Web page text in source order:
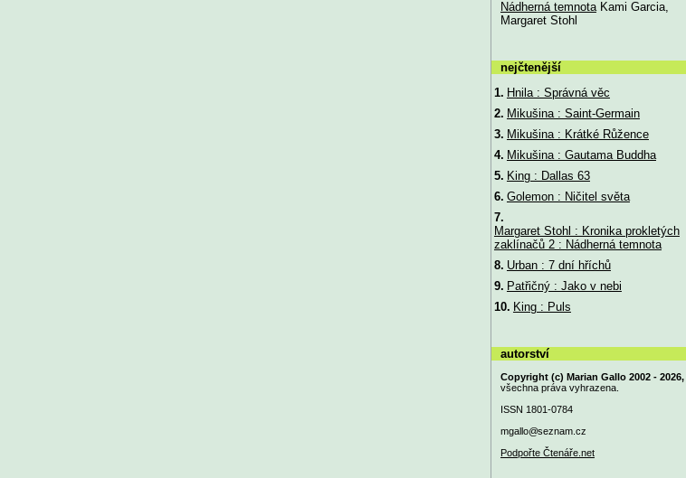
Nádherná temnotaKami Garcia,
Margaret Stohl
nejčtenější
1. Hnila : Správná věc
2. Mikušina : Saint-Germain
3. Mikušina : Krátké Růžence
4. Mikušina : Gautama Buddha
5. King : Dallas 63
6. Golemon : Ničitel světa
7.
Margaret Stohl : Kronika prokletých
zaklínačů 2 : Nádherná temnota
8. Urban : 7 dní hříchů
9. Patřičný : Jako v nebi
10. King : Puls
autorství
Copyright (c) Marian Gallo 2002 - 2026,
všechna práva vyhrazena.
ISSN 1801-0784
mgallo@seznam.cz
Podpořte Čtenáře.net